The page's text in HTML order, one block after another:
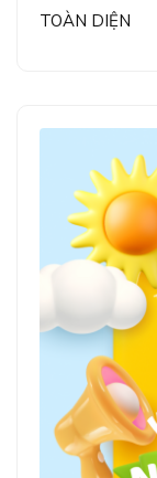
TOÀN DIỆN